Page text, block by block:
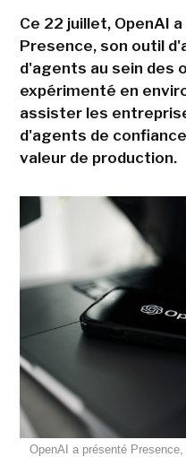
Ce 22 juillet, OpenAI
Presence, son outil
d'agents au sein des
expérimenté en
assister les
d'agents de
valeur de production.
OpenAI a présenté